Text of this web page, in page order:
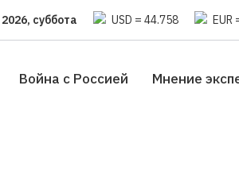
суббота USD = 44.758 EUR
Война с Россией Мнение